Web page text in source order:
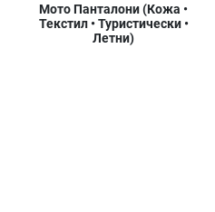
Мото Панталони (Кожа •
Текстил • Туристически •
Летни)